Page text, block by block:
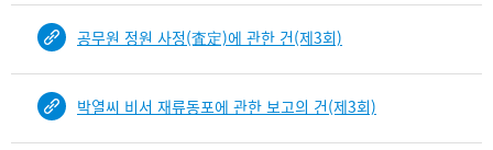
공무원 정원 사정(査定)에 관한 건(제3회)
박열씨 비서 재류동포에 관한 보고의 건(제3회)